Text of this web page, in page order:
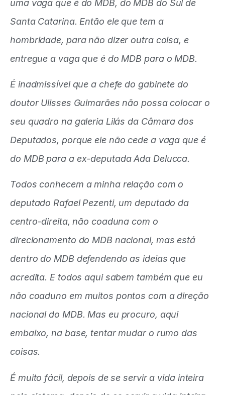
uma vaga que é do MDB, do MDB do Sul de
Santa Catarina. Então ele que tem a
hombridade, para não dizer outra coisa, e
entregue a vaga que é do MDB para o MDB.
É inadmissível que a chefe do gabinete do
doutor Ulisses Guimarães não possa colocar o
seu quadro na galeria Lilás da Câmara dos
Deputados, porque ele não cede a vaga que é
do MDB para a ex-deputada Ada Delucca.
Todos conhecem a minha relação com o
deputado Rafael Pezenti, um deputado da
centro-direita, não coaduna com o
direcionamento do MDB nacional, mas está
dentro do MDB defendendo as ideias que
acredita. E todos aqui sabem também que eu
não coaduno em muitos pontos com a direção
nacional do MDB. Mas eu procuro, aqui
embaixo, na base, tentar mudar o rumo das
coisas.
É muito fácil, depois de se servir a vida inteira